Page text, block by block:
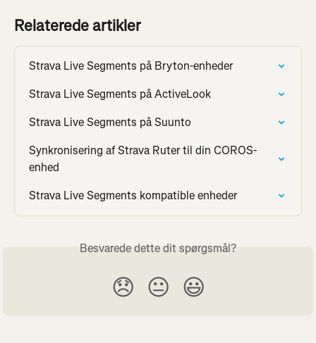
Relaterede artikler
Strava Live Segments på Bryton-enheder
Strava Live Segments på ActiveLook
Strava Live Segments på Suunto
Synkronisering af Strava Ruter til din COROS-
enhed
Strava Live Segments kompatible enheder
Besvarede dette dit spørgsmål?
😞 😐 😃